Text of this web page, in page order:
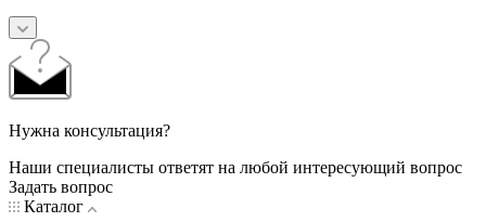
Нужна консультация?
Наши специалисты ответят на любой интересующий вопрос
Задать вопрос
Каталог